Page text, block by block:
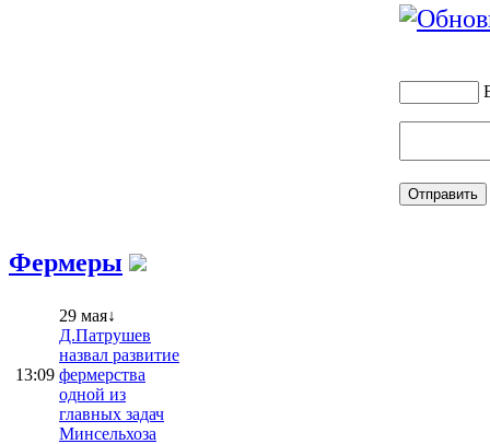
Фермеры
13:09
29 мая↓
Д.Патрушев
назвал развитие
фермерства
одной из
главных задач
Минсельхоза